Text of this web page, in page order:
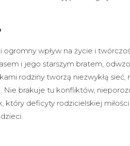
wpływ na życie i
i jego starszym bratem,
rodziny tworzą niezwykłą sieć,
Nie brakuje tu konfliktów,
który deficyty rodzicielskiej miłości